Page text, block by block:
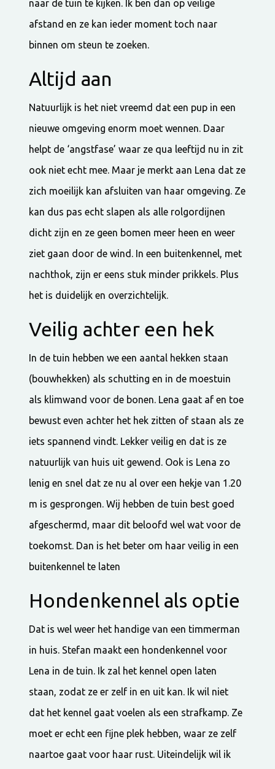
naar de tuin te kijken. Ik ben dan op veilige
afstand en ze kan ieder moment toch naar
binnen om steun te zoeken.
Altijd aan
Natuurlijk is het niet vreemd dat een pup in een
nieuwe omgeving enorm moet wennen. Daar
helpt de ‘angstfase’ waar ze qua leeftijd nu in zit
ook niet echt mee. Maar je merkt aan Lena dat ze
zich moeilijk kan afsluiten van haar omgeving. Ze
kan dus pas echt slapen als alle rolgordijnen
dicht zijn en ze geen bomen meer heen en weer
ziet gaan door de wind. In een buitenkennel, met
nachthok, zijn er eens stuk minder prikkels. Plus
het is duidelijk en overzichtelijk.
Veilig achter een hek
In de tuin hebben we een aantal hekken staan
(bouwhekken) als schutting en in de moestuin
als klimwand voor de bonen. Lena gaat af en toe
bewust even achter het hek zitten of staan als ze
iets spannend vindt. Lekker veilig en dat is ze
natuurlijk van huis uit gewend. Ook is Lena zo
lenig en snel dat ze nu al over een hekje van 1.20
m is gesprongen. Wij hebben de tuin best goed
afgeschermd, maar dit beloofd wel wat voor de
toekomst. Dan is het beter om haar veilig in een
buitenkennel te laten
Hondenkennel als optie
Dat is wel weer het handige van een timmerman
in huis. Stefan maakt een hondenkennel voor
Lena in de tuin. Ik zal het kennel open laten
staan, zodat ze er zelf in en uit kan. Ik wil niet
dat het kennel gaat voelen als een strafkamp. Ze
moet er echt een fijne plek hebben, waar ze zelf
naartoe gaat voor haar rust. Uiteindelijk wil ik